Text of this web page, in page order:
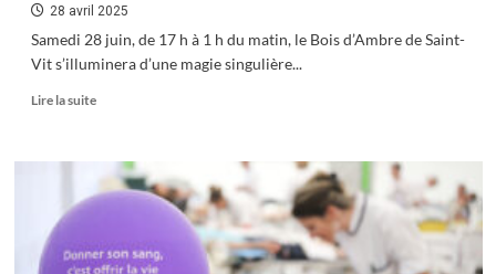
28 avril 2025
Samedi 28 juin, de 17 h à 1 h du matin, le Bois d’Ambre de Saint-
Vit s’illuminera d’une magie singulière...
Lire la suiteEn
Back
to
les